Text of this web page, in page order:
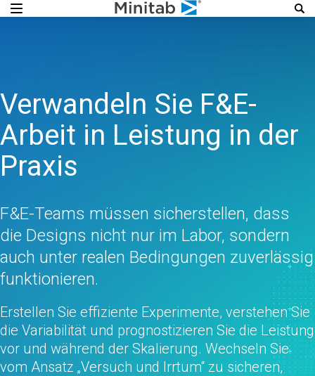
Verwandeln Sie F&E-
Arbeit in Leistung in der
Praxis
F&E-Teams müssen sicherstellen, dass
die Designs nicht nur im Labor, sondern
auch unter realen Bedingungen zuverlässig
funktionieren.
Erstellen Sie effiziente Experimente, verstehen Sie
die Variabilität und prognostizieren Sie die Leistung
vor und während der Skalierung. Wechseln Sie
vom Ansatz „Versuch und Irrtum“ zu sicheren,